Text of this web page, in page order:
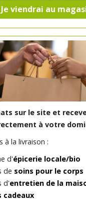
Je viendrai au
sur le site et
à votre
à la livraison :
d'épicerie locale/bio
de soins pour le corps
d'entretien de la
cadeaux
à Quevaucamps réunit